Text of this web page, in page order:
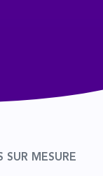
SUR MESURE